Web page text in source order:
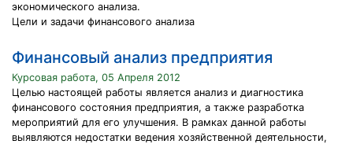
экономического анализа.
Цели и задачи финансового анализа
Финансовый анализ предприятия
Курсовая работа, 05 Апреля 2012
Целью настоящей работы является анализ и диагностика
финансового состояния предприятия, а также разработка
мероприятий для его улучшения. В рамках данной работы
выявляются недостатки ведения хозяйственной деятельности,